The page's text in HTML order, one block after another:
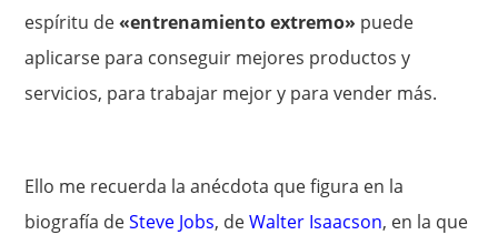
espíritu de«entrenamiento extremo» puede
aplicarse para conseguir mejores productos y
servicios, para trabajar mejor y para vender más.
Ello me recuerda la anécdota que figura en la
biografía deSteve Jobs, deWalter Isaacson, en la que